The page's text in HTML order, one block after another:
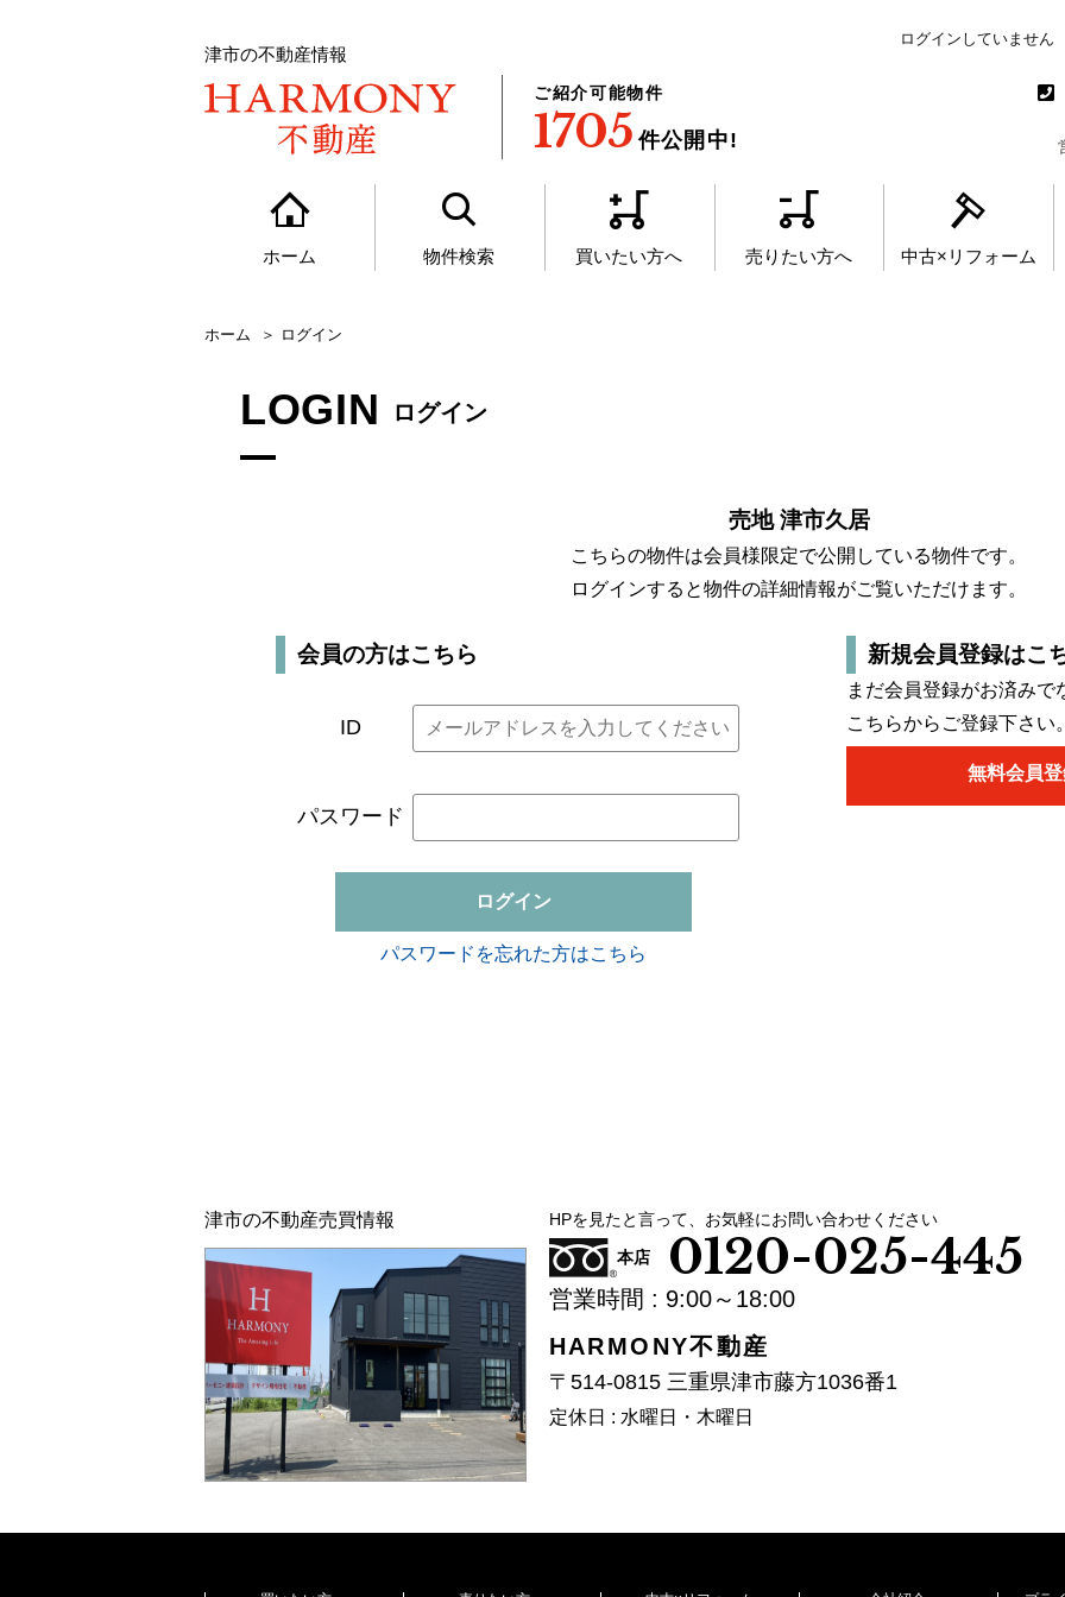
津市の不動産情報
ご紹介可能物件
1705 件公開中!
ログインしていません
ホーム 物件検索 買いたい方へ 売りたい方へ 中古×リフォーム
ホーム ログイン
LOGIN ログイン
売地 津市久居
こちらの物件は会員様限定で公開している物件です。
ログインすると物件の詳細情報がご覧いただけます。
会員の方はこちら
ID
パスワード
ログイン
パスワードを忘れた方はこちら
新規会員登録はこ
まだ会員登録がお済みで
こちらからご登録下さい。
無料会員
津市の不動産売買情報 HPを見たと言って、お気軽にお問い合わせください
本店 0120-025-445
営業時間 : 9:00～18:00
HARMONY不動産
〒514-0815 三重県津市藤方1036番1
定休日 : 水曜日・木曜日